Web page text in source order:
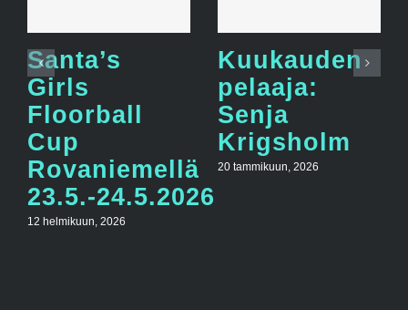
Santa’s
Girls
Floorball
Cup
Rovaniemellä
23.5.-24.5.2026
12 helmikuun, 2026
Kuukauden
pelaaja:
Senja
Krigsholm
20 tammikuun, 2026